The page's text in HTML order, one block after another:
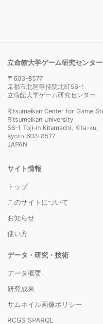
立命館大学ゲーム研究センタ
〒603-8577
京都市北区等持院北町56-1
立命館大学ゲーム研究センター
Ritsumeikan Center for Game
Ritsumeikan University
56-1 Toji-in Kitamachi, Kita-ku,
Kyoto 603-8577
JAPAN
サイト情報
トップ
このサイトについて
お知らせ
使い方
データ・研究・技術
データ概要
研究成果
サムネイル画像ポリシー
RCGS SPARQL